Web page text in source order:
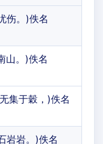
伤。)佚名
山。)佚名
集于穀，)佚名
岩岩。)佚名